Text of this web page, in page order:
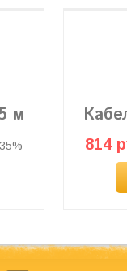
м
814